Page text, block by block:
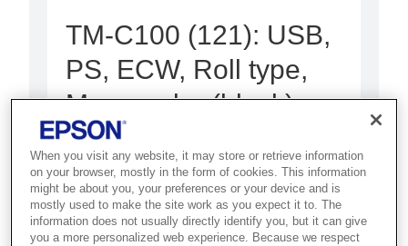
TM-C100 (121): USB,
PS, ECW, Roll type,
Mono-color (black)
Best for retailers who need on-
demand, personalised colour
coupons and labels at the point of
sale.
When you visit any website, it may store or retrieve information
on your browser, mostly in the form of cookies. This information
might be about you, your preferences or your device and is
mostly used to make the site work as you expect it to. The
information does not usually directly identify you, but it can give
you a more personalized web experience. Because we respect